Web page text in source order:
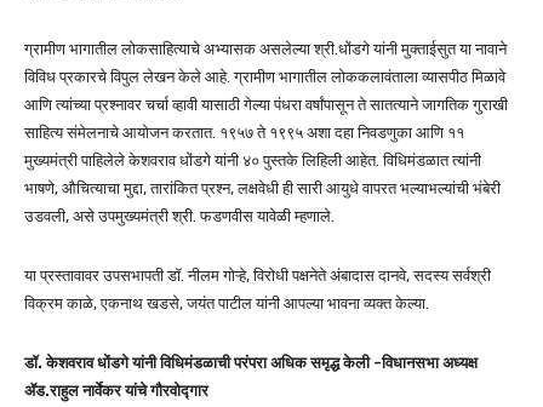
ग्रामीण भागातील लोकसाहित्याचे अभ्यासक असलेल्या श्री.धोंडगे यांनी मुक्ताईसुत या नावाने
विविध प्रकारचे विपुल लेखन केले आहे. ग्रामीण भागातील लोककलावंताला व्यासपीठ मिळावे
आणि त्यांच्या प्रश्नावर चर्चा व्हावी यासाठी गेल्या पंधरा वर्षांपासून ते सातत्याने जागतिक गुराखी
साहित्य संमेलनाचे आयोजन करतात. १९५७ ते १९९५ अशा दहा निवडणुका आणि ११
मुख्यमंत्री पाहिलेले केशवराव धोंडगे यांनी ४० पुस्तके लिहिली आहेत. विधिमंडळात त्यांनी
भाषणे, औचित्याचा मुद्दा, तारांकित प्रश्न, लक्षवेधी ही सारी आयुधे वापरत भल्याभल्यांची भंबेरी
उडवली, असे उपमुख्यमंत्री श्री. फडणवीस यावेळी म्हणाले.
या प्रस्तावावर उपसभापती डॉ. नीलम गोऱ्हे, विरोधी पक्षनेते अंबादास दानवे, सदस्य सर्वश्री
विक्रम काळे, एकनाथ खडसे, जयंत पाटील यांनी आपल्या भावना व्यक्त केल्या.
डॉ. केशवराव धोंडगे यांनी विधिमंडळाची परंपरा अधिक समृद्ध केली -विधानसभा अध्यक्ष
ॲड.राहुल नार्वेकर यांचे गौरवोद्गार